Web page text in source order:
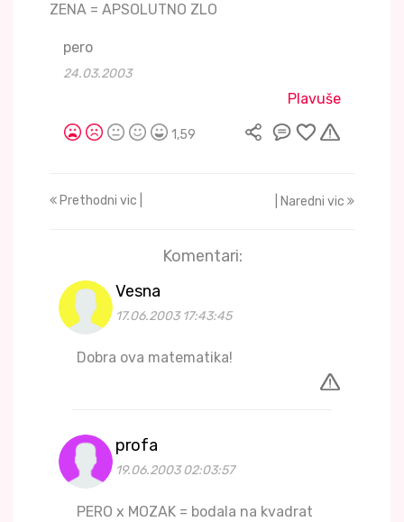
ZENA = APSOLUTNO ZLO
pero
24.03.2003
Plavuše
1,59
Prethodni vic | | Naredni vic
Komentari:
Vesna
17.06.2003 17:43:45
Dobra ova matematika!
profa
19.06.2003 02:03:57
PERO x MOZAK = bodala na kvadrat